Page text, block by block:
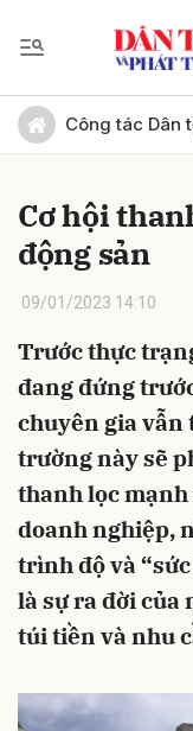
Công tác Dân
Cơ hội
động sản
09/01/2023 14:10
Trước thực
đang đứng
chuyên gia vẫn
trường này sẽ
thanh lọc
doanh nghiệp,
trình độ và
là sự ra đời của
túi tiền và nhu
Gửi bình luận